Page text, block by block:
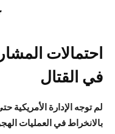
احتمالات
في القتال
لم توجه الإدارة الأمريكية
بالانخراط في العمليات